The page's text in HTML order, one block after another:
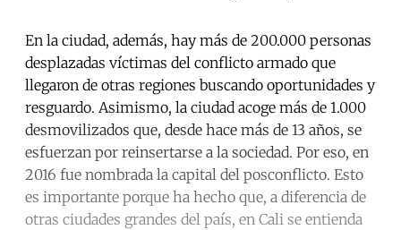
En la ciudad, además, hay más de 200.000 personas
desplazadas víctimas del conflicto armado que
llegaron de otras regiones buscando oportunidades y
resguardo. Asimismo, la ciudad acoge más de 1.000
desmovilizados que, desde hace más de 13 años, se
esfuerzan por reinsertarse a la sociedad. Por eso, en
2016 fue nombrada la capital del posconflicto. Esto
es importante porque ha hecho que, a diferencia de
otras ciudades grandes del país, en Cali se entienda